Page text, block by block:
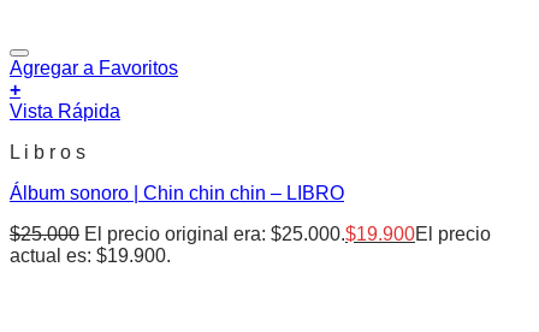
Agregar a Favoritos
+
Vista Rápida
L i b r o s
Álbum sonoro | Chin chin chin – LIBRO
$25.000 El precio original era: $25.000.$19.900El precio
actual es: $19.900.